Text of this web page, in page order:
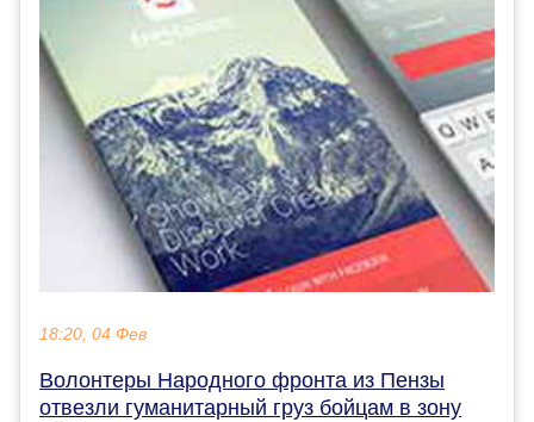
18:20, 04 Фев
Волонтеры Народного фронта из Пензы
отвезли гуманитарный груз бойцам в зону